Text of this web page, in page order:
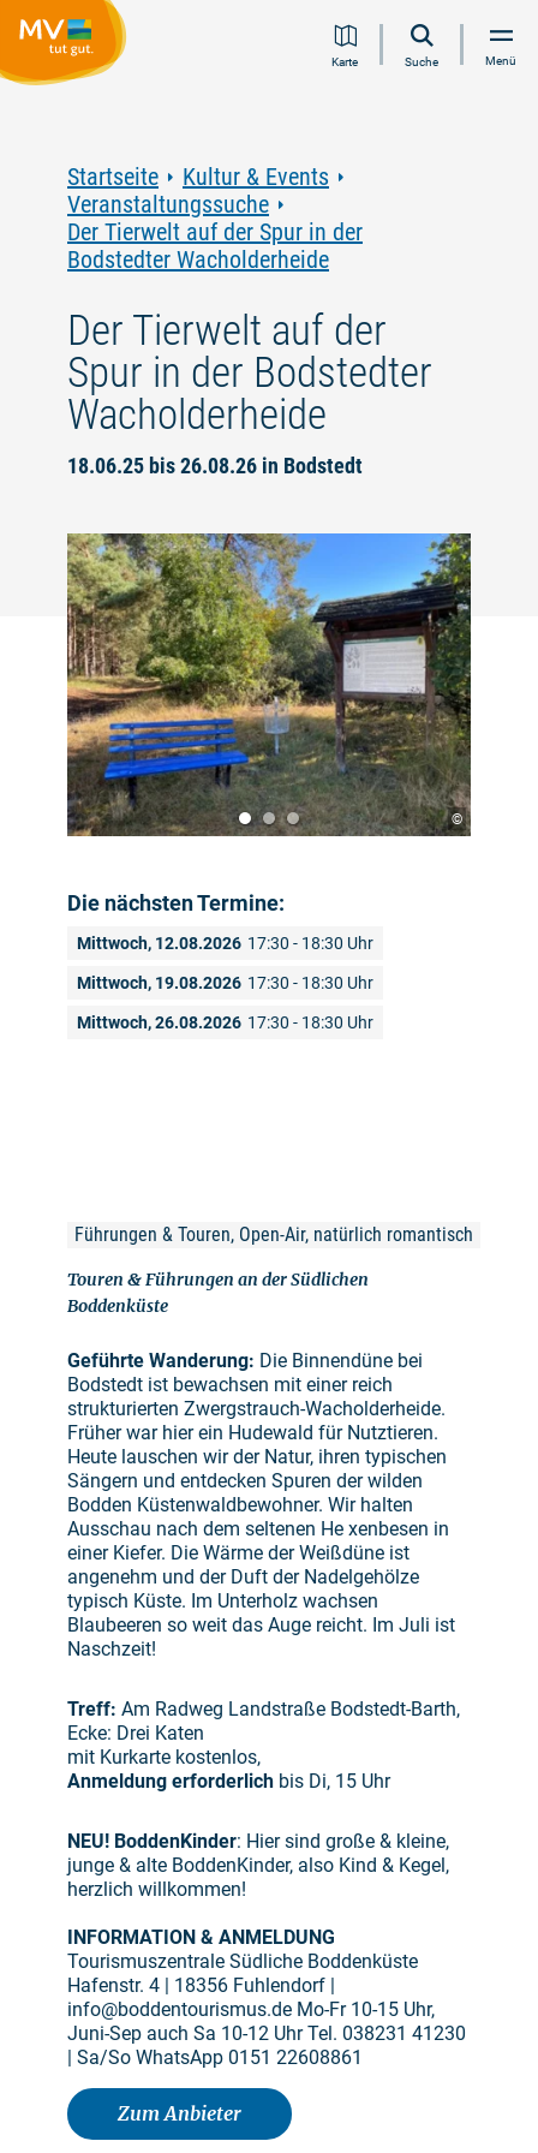
Inhalt
Navigation
Volltextsuche
FooterKarte Suche Menü
Startseite
Kultur & Events
Veranstaltungssuche
Der Tierwelt auf der Spur in der
Bodstedter Wacholderheide
Der Tierwelt auf der
Spur in der Bodstedter
Wacholderheide
18.06.25 bis 26.08.26 in Bodstedt
©
Die nächsten Termine:
Mittwoch, 12.08.2026 17:30 - 18:30 Uhr
Mittwoch, 19.08.2026 17:30 - 18:30 Uhr
Mittwoch, 26.08.2026 17:30 - 18:30 Uhr
Führungen & Touren, Open-Air, natürlich romantisch
Touren & Führungen an der Südlichen
Boddenküste
Geführte Wanderung: Die Binnendüne bei
Bodstedt ist bewachsen mit einer reich
strukturierten Zwergstrauch-Wacholderheide.
Früher war hier ein Hudewald für Nutztieren.
Heute lauschen wir der Natur, ihren typischen
Sängern und entdecken Spuren der wilden
Bodden Küstenwaldbewohner. Wir halten
Ausschau nach dem seltenen He xenbesen in
einer Kiefer. Die Wärme der Weißdüne ist
angenehm und der Duft der Nadelgehölze
typisch Küste. Im Unterholz wachsen
Blaubeeren so weit das Auge reicht. Im Juli ist
Naschzeit!
Treff: Am Radweg Landstraße Bodstedt-Barth,
Ecke: Drei Katen
mit Kurkarte kostenlos,
Anmeldung erforderlich bis Di, 15 Uhr
NEU! BoddenKinder: Hier sind große & kleine,
junge & alte BoddenKinder, also Kind & Kegel,
herzlich willkommen!
INFORMATION & ANMELDUNG
Tourismuszentrale Südliche Boddenküste
Hafenstr. 4 | 18356 Fuhlendorf |
info@boddentourismus.de Mo-Fr 10-15 Uhr,
Juni-Sep auch Sa 10-12 Uhr Tel. 038231 41230
| Sa/So WhatsApp 0151 22608861
Zum Anbieter